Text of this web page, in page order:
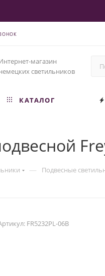
магазин
светильников
КАТАЛОГ
— Подвесные
FR5232PL-06B